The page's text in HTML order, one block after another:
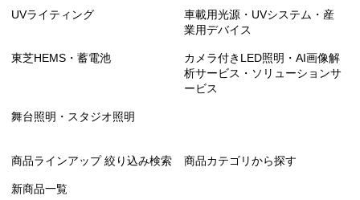
UVライティング
車載用光源・UVシステム・産
業用デバイス
東芝HEMS・蓄電池
カメラ付きLED照明・AI画像解
析サービス・ソリューションサ
ービス
舞台照明・スタジオ照明
商品ラインアップ 絞り込み検索 商品カテゴリから探す
新商品一覧